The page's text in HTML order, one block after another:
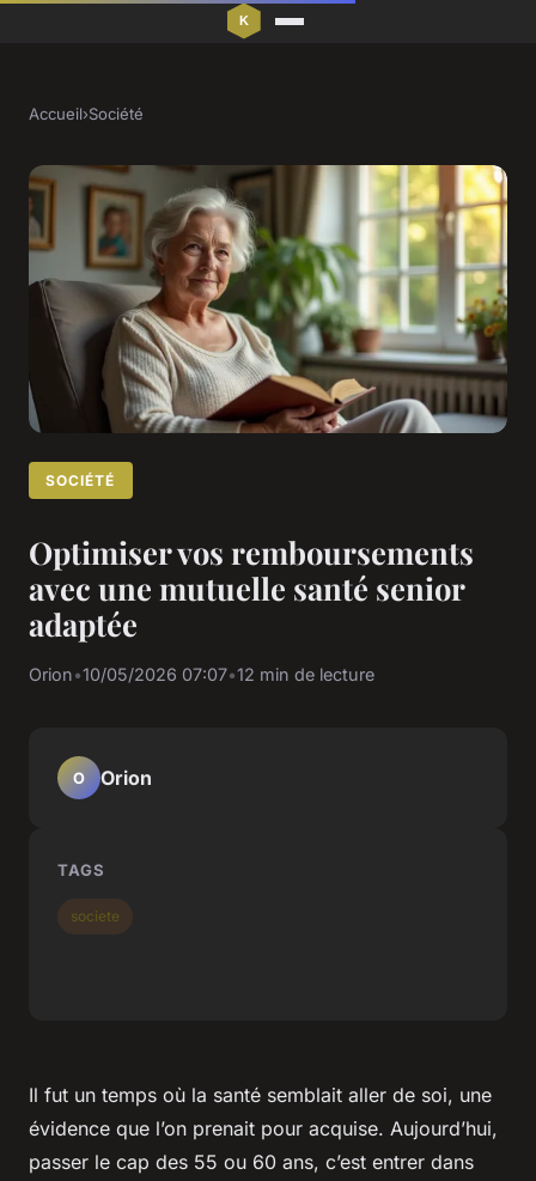
Accueil›Société
SOCIÉTÉ
Optimiser vos remboursements
avec une mutuelle santé senior
adaptée
Orion•10/05/2026 07:07•12 min de lecture
Il fut un temps où la santé semblait aller de soi, une
évidence que l’on prenait pour acquise. Aujourd’hui,
passer le cap des 55 ou 60 ans, c’est entrer dans
O Orion
TAGS
societe